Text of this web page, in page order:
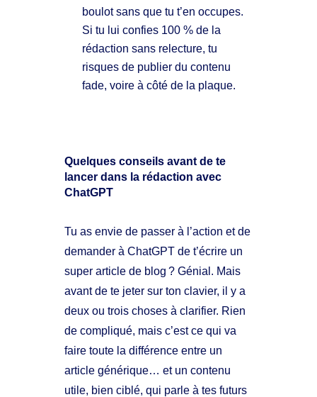
boulot sans que tu t’en occupes.
Si tu lui confies 100 % de la
rédaction sans relecture, tu
risques de publier du contenu
fade, voire à côté de la plaque.
Quelques conseils avant de te
lancer dans la rédaction avec
ChatGPT
Tu as envie de passer à l’action et de
demander à ChatGPT de t’écrire un
super article de blog ? Génial. Mais
avant de te jeter sur ton clavier, il y a
deux ou trois choses à clarifier. Rien
de compliqué, mais c’est ce qui va
faire toute la différence entre un
article générique… et un contenu
utile, bien ciblé, qui parle à tes futurs